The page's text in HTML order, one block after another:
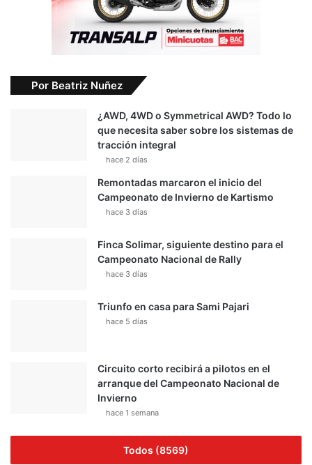
Por Beatriz Nuñez
¿AWD, 4WD o Symmetrical AWD? Todo lo
que necesita saber sobre los sistemas de
tracción integral
hace 2 días
Remontadas marcaron el inicio del
Campeonato de Invierno de Kartismo
hace 3 días
Finca Solimar, siguiente destino para el
Campeonato Nacional de Rally
hace 3 días
Triunfo en casa para Sami Pajari
hace 5 días
Circuito corto recibirá a pilotos en el
arranque del Campeonato Nacional de
Invierno
hace 1 semana
Todos (8569)